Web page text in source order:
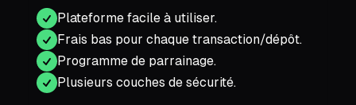
Plateforme facile à utiliser.
Frais bas pour chaque transaction/dépôt.
Programme de parrainage.
Plusieurs couches de sécurité.